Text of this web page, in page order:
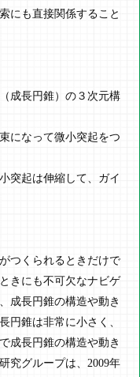
にも直接関係すること
成長円錐）の３次元構
になって微小突起をつ
突起は伸縮して、ガイ
つくられるときだけで
きにも不可欠なナビゲ
成長円錐の構造や動き
円錐は非常に小さく、
成長円錐の構造や動き
究グループは、2009年